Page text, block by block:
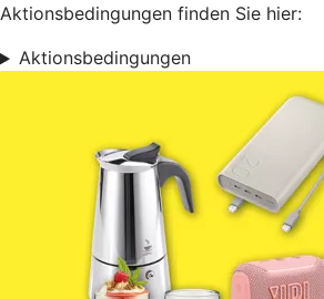
Aktionsbedingungen finden Sie hier:
Aktionsbedingungen